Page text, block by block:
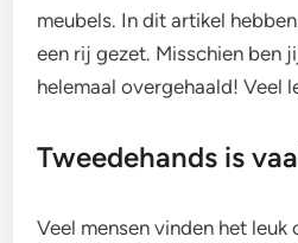
meubels. In dit artikel
een rij gezet. Misschien ben
helemaal overgehaald! Veel
Tweedehands is
Veel mensen vinden het leuk